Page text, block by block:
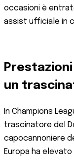
occasioni è
assist ufficiale in
Prestazioni
un
In Champions
trascinatore del
capocannoniere
Europa ha